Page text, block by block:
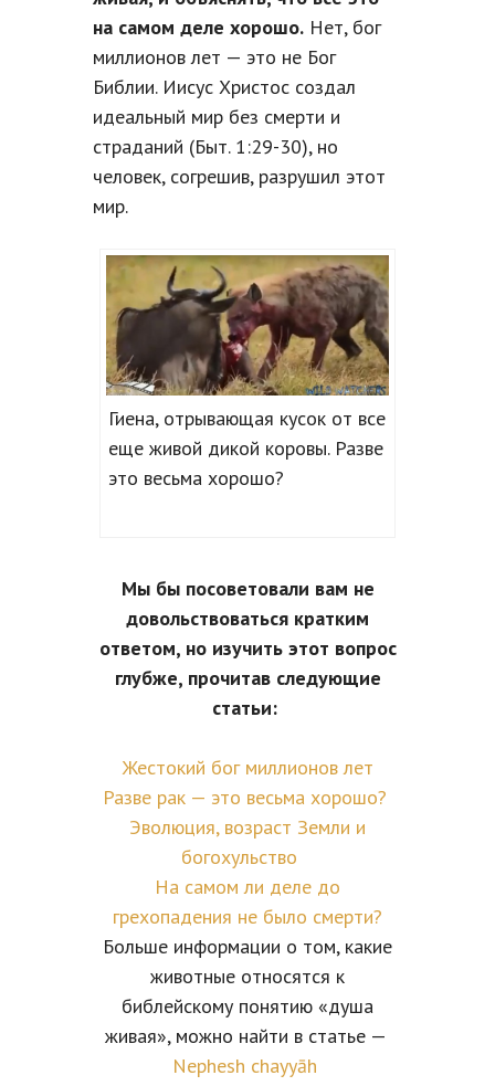
на самом деле хорошо. Нет, бог
миллионов лет — это не Бог
Библии. Иисус Христос создал
идеальный мир без смерти и
страданий (Быт. 1:29-30), но
человек, согрешив, разрушил этот
мир.
Гиена, отрывающая кусок от все
еще живой дикой коровы. Разве
это весьма хорошо?
Мы бы посоветовали вам не
довольствоваться кратким
ответом, но изучить этот вопрос
глубже, прочитав следующие
статьи:
Жестокий бог миллионов лет
Разве рак — это весьма хорошо?
Эволюция, возраст Земли и
богохульство
На самом ли деле до
грехопадения не было смерти?
Больше информации о том, какие
животные относятся к
библейскому понятию «душа
живая», можно найти в статье —
Nephesh chayyāh